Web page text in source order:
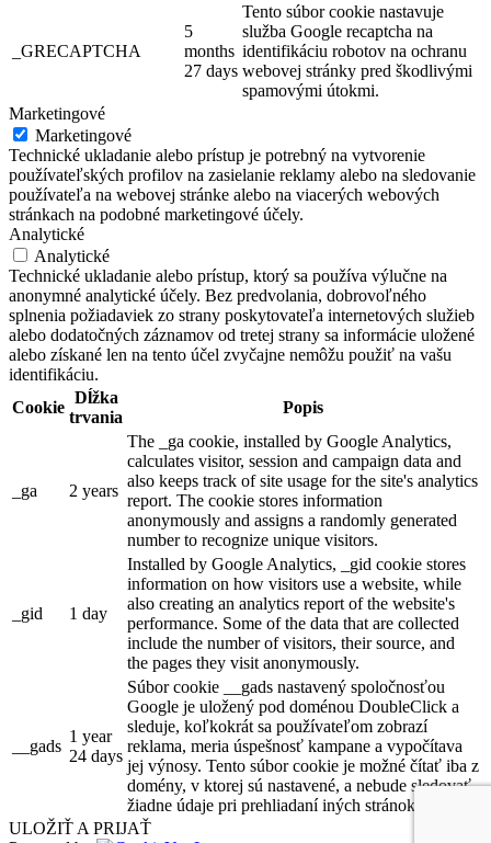
_GRECAPTCHA
5
months
27 days
Tento súbor cookie nastavuje
služba Google recaptcha na
identifikáciu robotov na ochranu
webovej stránky pred škodlivými
spamovými útokmi.
Marketingové
Marketingové
Technické ukladanie alebo prístup je potrebný na vytvorenie
používateľských profilov na zasielanie reklamy alebo na sledovanie
používateľa na webovej stránke alebo na viacerých webových
stránkach na podobné marketingové účely.
Analytické
Analytické
Technické ukladanie alebo prístup, ktorý sa používa výlučne na
anonymné analytické účely. Bez predvolania, dobrovoľného
splnenia požiadaviek zo strany poskytovateľa internetových služieb
alebo dodatočných záznamov od tretej strany sa informácie uložené
alebo získané len na tento účel zvyčajne nemôžu použiť na vašu
identifikáciu.
Cookie
Dĺžka
trvania
Popis
_ga 2 years
The _ga cookie, installed by Google Analytics,
calculates visitor, session and campaign data and
also keeps track of site usage for the site's analytics
report. The cookie stores information
anonymously and assigns a randomly generated
number to recognize unique visitors.
_gid 1 day
Installed by Google Analytics, _gid cookie stores
information on how visitors use a website, while
also creating an analytics report of the website's
performance. Some of the data that are collected
include the number of visitors, their source, and
the pages they visit anonymously.
__gads
1 year
24 days
Súbor cookie __gads nastavený spoločnosťou
Google je uložený pod doménou DoubleClick a
sleduje, koľkokrát sa používateľom zobrazí
reklama, meria úspešnosť kampane a vypočítava
jej výnosy. Tento súbor cookie je možné čítať iba z
domény, v ktorej sú nastavené, a nebude sledovať
žiadne údaje pri prehliadaní iných stránok.
ULOŽIŤ A PRIJAŤ